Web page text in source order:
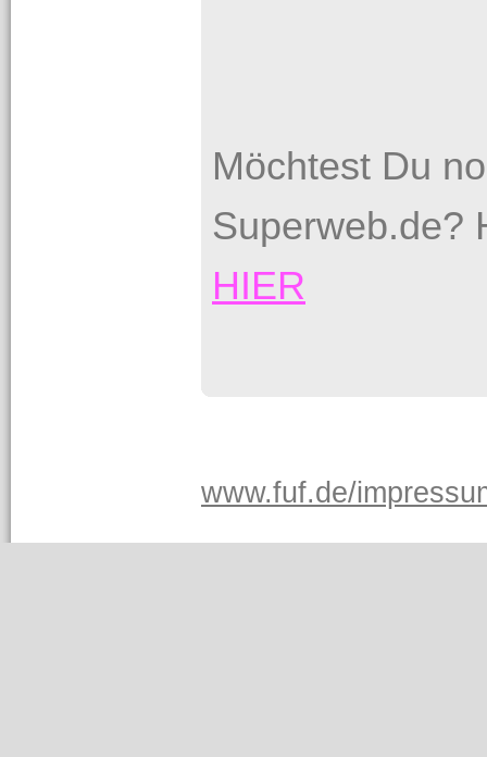
Möchtest Du
Superweb.de?
HIER
www.fuf.de/